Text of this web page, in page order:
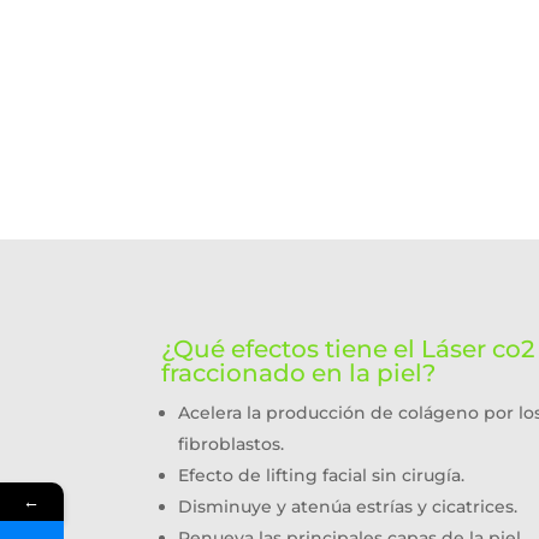
¿Qué efectos tiene el Láser co2
fraccionado en la piel?
Acelera la producción de colágeno por
fibroblastos.
Efecto de lifting facial sin cirugía.
Disminuye y atenúa estrías y cicatrices.
←